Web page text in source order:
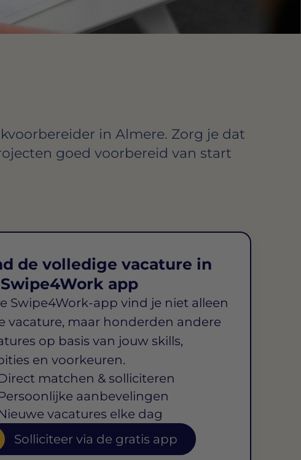
in Almere. Zorg je dat
goed voorbereid van start
de volledige vacature in
app
Swipe4Work-app vind je niet alleen
vacature, maar honderden andere
op basis van jouw skills,
en voorkeuren.
matchen & solliciteren
aanbevelingen
vacatures elke dag
Solliciteer via de gratis app